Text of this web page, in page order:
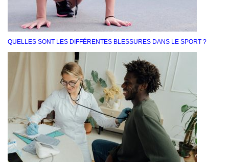
QUELLES SONT LES DIFFÉRENTES BLESSURES DANS LE SPORT ?